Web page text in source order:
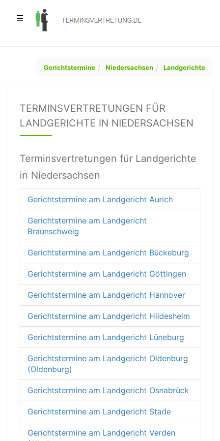
☰
Gerichtstermine Niedersachsen Landgerichte
TERMINSVERTRETUNGEN FÜR
LANDGERICHTE IN NIEDERSACHSEN
Terminsvertretungen für Landgerichte
in Niedersachsen
Gerichtstermine am Landgericht Aurich
Gerichtstermine am Landgericht
Braunschweig
Gerichtstermine am Landgericht Bückeburg
Gerichtstermine am Landgericht Göttingen
Gerichtstermine am Landgericht Hannover
Gerichtstermine am Landgericht Hildesheim
Gerichtstermine am Landgericht Lüneburg
Gerichtstermine am Landgericht Oldenburg
(Oldenburg)
Gerichtstermine am Landgericht Osnabrück
Gerichtstermine am Landgericht Stade
Gerichtstermine am Landgericht Verden